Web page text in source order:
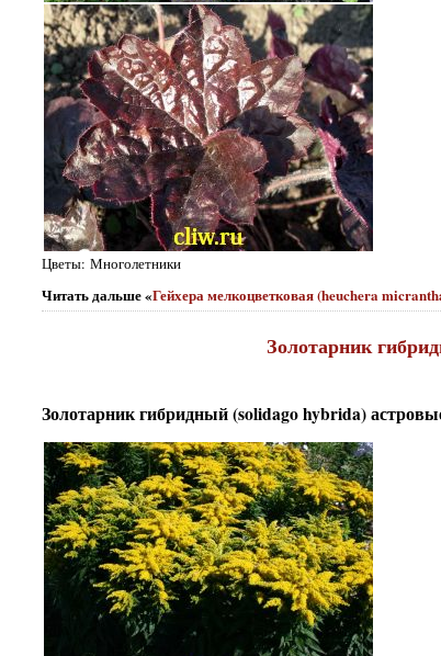
Цветы: Многолетники
Читать дальше «Гейхера мелкоцветковая (heuchera
Золотарник
Золотарник гибридный (solidago hybrida)